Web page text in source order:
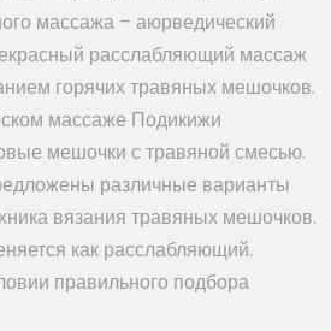
массажа – аюрведический
расслабляющий массаж
горячих травяных мешочков.
массаже Подикижи
мешочки с травяной смесью.
различные варианты
вязания травяных мешочков.
как расслабляющий.
правильного подбора